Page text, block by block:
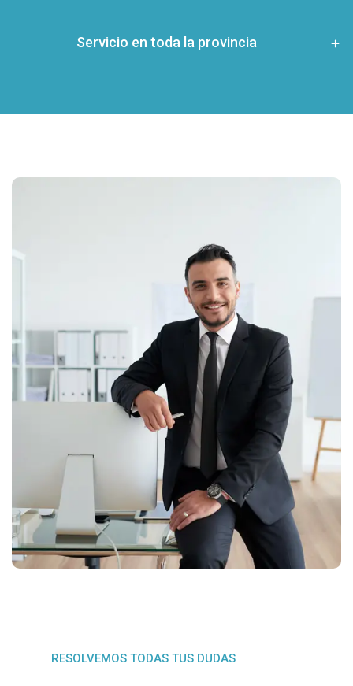
Servicio en toda la provincia
RESOLVEMOS TODAS TUS DUDAS